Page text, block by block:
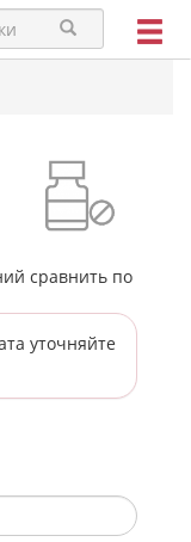
сравнить по
уточняйте